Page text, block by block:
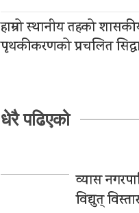
हाम्रो स्थानीय तहको
पृथकीकरणको प्रचलित
धेरै पढिएको
व्यास
विद्युत्